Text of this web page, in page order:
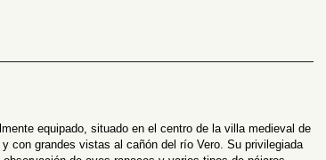
equipado, situado en el centro de la villa medieval de
con grandes vistas al cañón del río Vero. Su privilegiada